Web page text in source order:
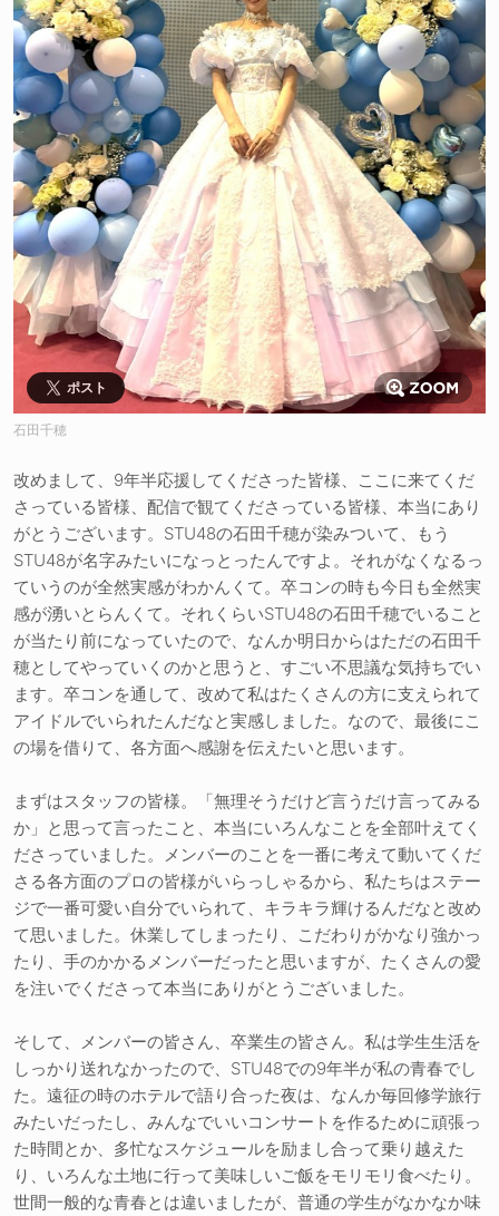
ポスト
石田千穂
改めまして、9年半応援してくださった皆様、ここに来てくだ
さっている皆様、配信で観てくださっている皆様、本当にあり
がとうございます。STU48の石田千穂が染みついて、もう
STU48が名字みたいになっとったんですよ。それがなくなるっ
ていうのが全然実感がわかんくて。卒コンの時も今日も全然実
感が湧いとらんくて。それくらいSTU48の石田千穂でいること
が当たり前になっていたので、なんか明日からはただの石田千
穂としてやっていくのかと思うと、すごい不思議な気持ちでい
ます。卒コンを通して、改めて私はたくさんの方に支えられて
アイドルでいられたんだなと実感しました。なので、最後にこ
の場を借りて、各方面へ感謝を伝えたいと思います。
まずはスタッフの皆様。「無理そうだけど言うだけ言ってみる
か」と思って言ったこと、本当にいろんなことを全部叶えてく
ださっていました。メンバーのことを一番に考えて動いてくだ
さる各方面のプロの皆様がいらっしゃるから、私たちはステー
ジで一番可愛い自分でいられて、キラキラ輝けるんだなと改め
て思いました。休業してしまったり、こだわりがかなり強かっ
たり、手のかかるメンバーだったと思いますが、たくさんの愛
を注いでくださって本当にありがとうございました。
そして、メンバーの皆さん、卒業生の皆さん。私は学生生活を
しっかり送れなかったので、STU48での9年半が私の青春でし
た。遠征の時のホテルで語り合った夜は、なんか毎回修学旅行
みたいだったし、みんなでいいコンサートを作るために頑張っ
た時間とか、多忙なスケジュールを励まし合って乗り越えた
り、いろんな土地に行って美味しいご飯をモリモリ食べたり。
世間一般的な青春とは違いましたが、普通の学生がなかなか味